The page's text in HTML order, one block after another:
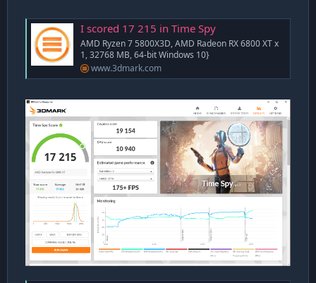
I scored 17 215 in Time Spy
AMD Ryzen 7 5800X3D, AMD Radeon RX 6800 XT x
1, 32768 MB, 64-bit Windows 10}
www.3dmark.com